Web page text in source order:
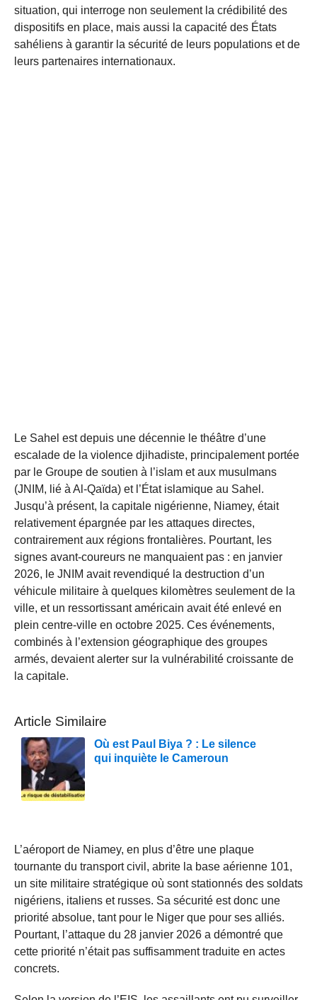
situation, qui interroge non seulement la crédibilité des
dispositifs en place, mais aussi la capacité des États
sahéliens à garantir la sécurité de leurs populations et de
leurs partenaires internationaux.
Le Sahel est depuis une décennie le théâtre d’une
escalade de la violence djihadiste, principalement portée
par le Groupe de soutien à l’islam et aux musulmans
(JNIM, lié à Al-Qaïda) et l’État islamique au Sahel.
Jusqu’à présent, la capitale nigérienne, Niamey, était
relativement épargnée par les attaques directes,
contrairement aux régions frontalières. Pourtant, les
signes avant-coureurs ne manquaient pas : en janvier
2026, le JNIM avait revendiqué la destruction d’un
véhicule militaire à quelques kilomètres seulement de la
ville, et un ressortissant américain avait été enlevé en
plein centre-ville en octobre 2025. Ces événements,
combinés à l’extension géographique des groupes
armés, devaient alerter sur la vulnérabilité croissante de
la capitale.
Article Similaire
Où est Paul Biya ? : Le silence
qui inquiète le Cameroun
L’aéroport de Niamey, en plus d’être une plaque
tournante du transport civil, abrite la base aérienne 101,
un site militaire stratégique où sont stationnés des soldats
nigériens, italiens et russes. Sa sécurité est donc une
priorité absolue, tant pour le Niger que pour ses alliés.
Pourtant, l’attaque du 28 janvier 2026 a démontré que
cette priorité n’était pas suffisamment traduite en actes
concrets.